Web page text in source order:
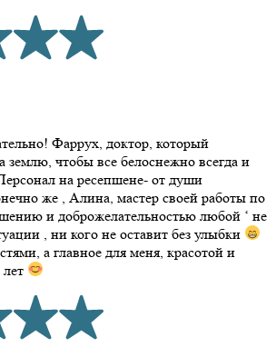
Фаррух, доктор, который
землю, чтобы все белоснежно всегда и
на ресепшене- от души
же , Алина, мастер своей работы по
и доброжелательностью любой ‘ не
, ни кого не оставит без улыбки
а главное для меня, красотой и